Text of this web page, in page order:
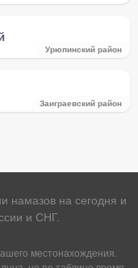
Урюпинский район
Заиграевский район
намазов на сегодня и
и СНГ.
местонахождения.